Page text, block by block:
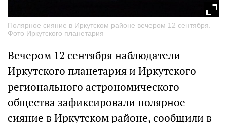
Полярное сияние в Иркутском районе вечером 12 сентября.
Фото Иркутского планетария
Вечером 12 сентября наблюдатели
Иркутского планетария и Иркутского
регионального астрономического
общества зафиксировали полярное
сияние в Иркутском районе, сообщили в